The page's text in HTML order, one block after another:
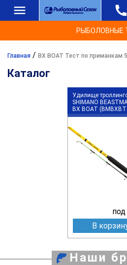
РЫБОЛОВНЫЕ
Главная / BX BOAT Тест по приманкам
Каталог
Удилище
SHIMANO
BX BOAT
под
В
Наши